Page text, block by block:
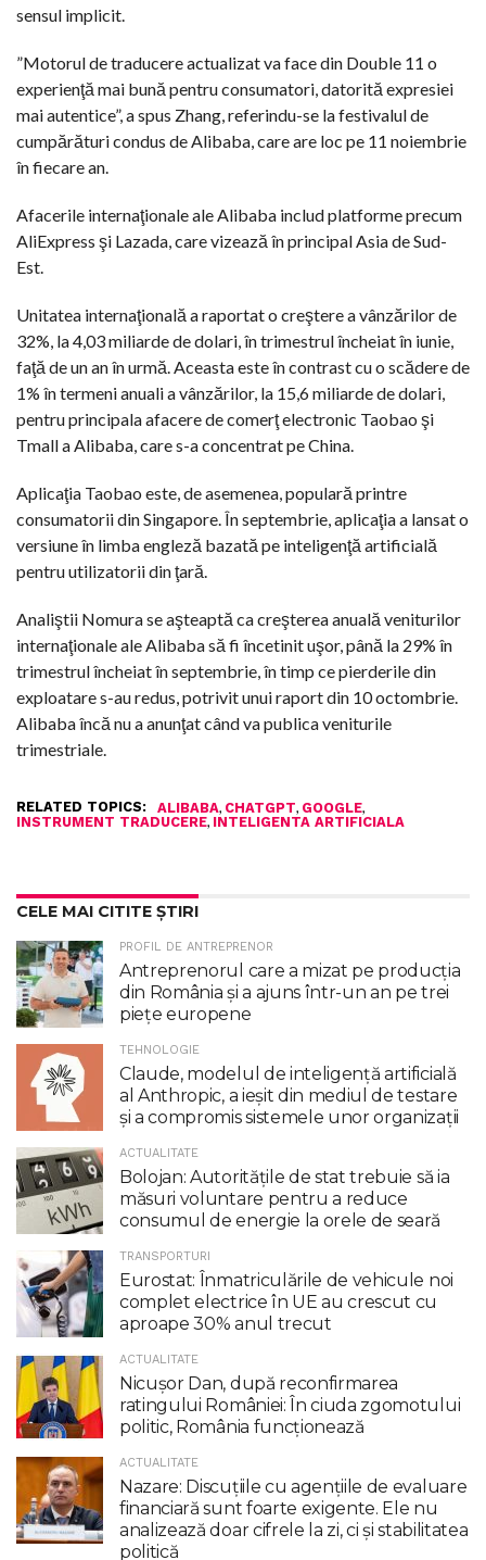
sensul implicit.
”Motorul de traducere actualizat va face din Double 11 o
experienţă mai bună pentru consumatori, datorită expresiei
mai autentice”, a spus Zhang, referindu-se la festivalul de
cumpărături condus de Alibaba, care are loc pe 11 noiembrie
în fiecare an.
Afacerile internaţionale ale Alibaba includ platforme precum
AliExpress şi Lazada, care vizează în principal Asia de Sud-
Est.
Unitatea internaţională a raportat o creştere a vânzărilor de
32%, la 4,03 miliarde de dolari, în trimestrul încheiat în iunie,
faţă de un an în urmă. Aceasta este în contrast cu o scădere de
1% în termeni anuali a vânzărilor, la 15,6 miliarde de dolari,
pentru principala afacere de comerţ electronic Taobao şi
Tmall a Alibaba, care s-a concentrat pe China.
Aplicaţia Taobao este, de asemenea, populară printre
consumatorii din Singapore. În septembrie, aplicaţia a lansat o
versiune în limba engleză bazată pe inteligenţă artificială
pentru utilizatorii din ţară.
Analiştii Nomura se aşteaptă ca creşterea anuală veniturilor
internaţionale ale Alibaba să fi încetinit uşor, până la 29% în
trimestrul încheiat în septembrie, în timp ce pierderile din
exploatare s-au redus, potrivit unui raport din 10 octombrie.
Alibaba încă nu a anunţat când va publica veniturile
trimestriale.
RELATED TOPICS: ALIBABA, CHATGPT, GOOGLE,
INSTRUMENT TRADUCERE, INTELIGENTA ARTIFICIALA
CELE MAI CITITE ȘTIRI
PROFIL DE ANTREPRENOR
Antreprenorul care a mizat pe producția
din România și a ajuns într-un an pe trei
piețe europene
TEHNOLOGIE
Claude, modelul de inteligenţă artificială
al Anthropic, a ieşit din mediul de testare
şi a compromis sistemele unor organizaţii
ACTUALITATE
Bolojan: Autoritățile de stat trebuie să ia
măsuri voluntare pentru a reduce
consumul de energie la orele de seară
TRANSPORTURI
Eurostat: Înmatriculările de vehicule noi
complet electrice în UE au crescut cu
aproape 30% anul trecut
ACTUALITATE
Nicuşor Dan, după reconfirmarea
ratingului României: În ciuda zgomotului
politic, România funcţionează
ACTUALITATE
Nazare: Discuțiile cu agențiile de evaluare
financiară sunt foarte exigente. Ele nu
analizează doar cifrele la zi, ci și stabilitatea
politică